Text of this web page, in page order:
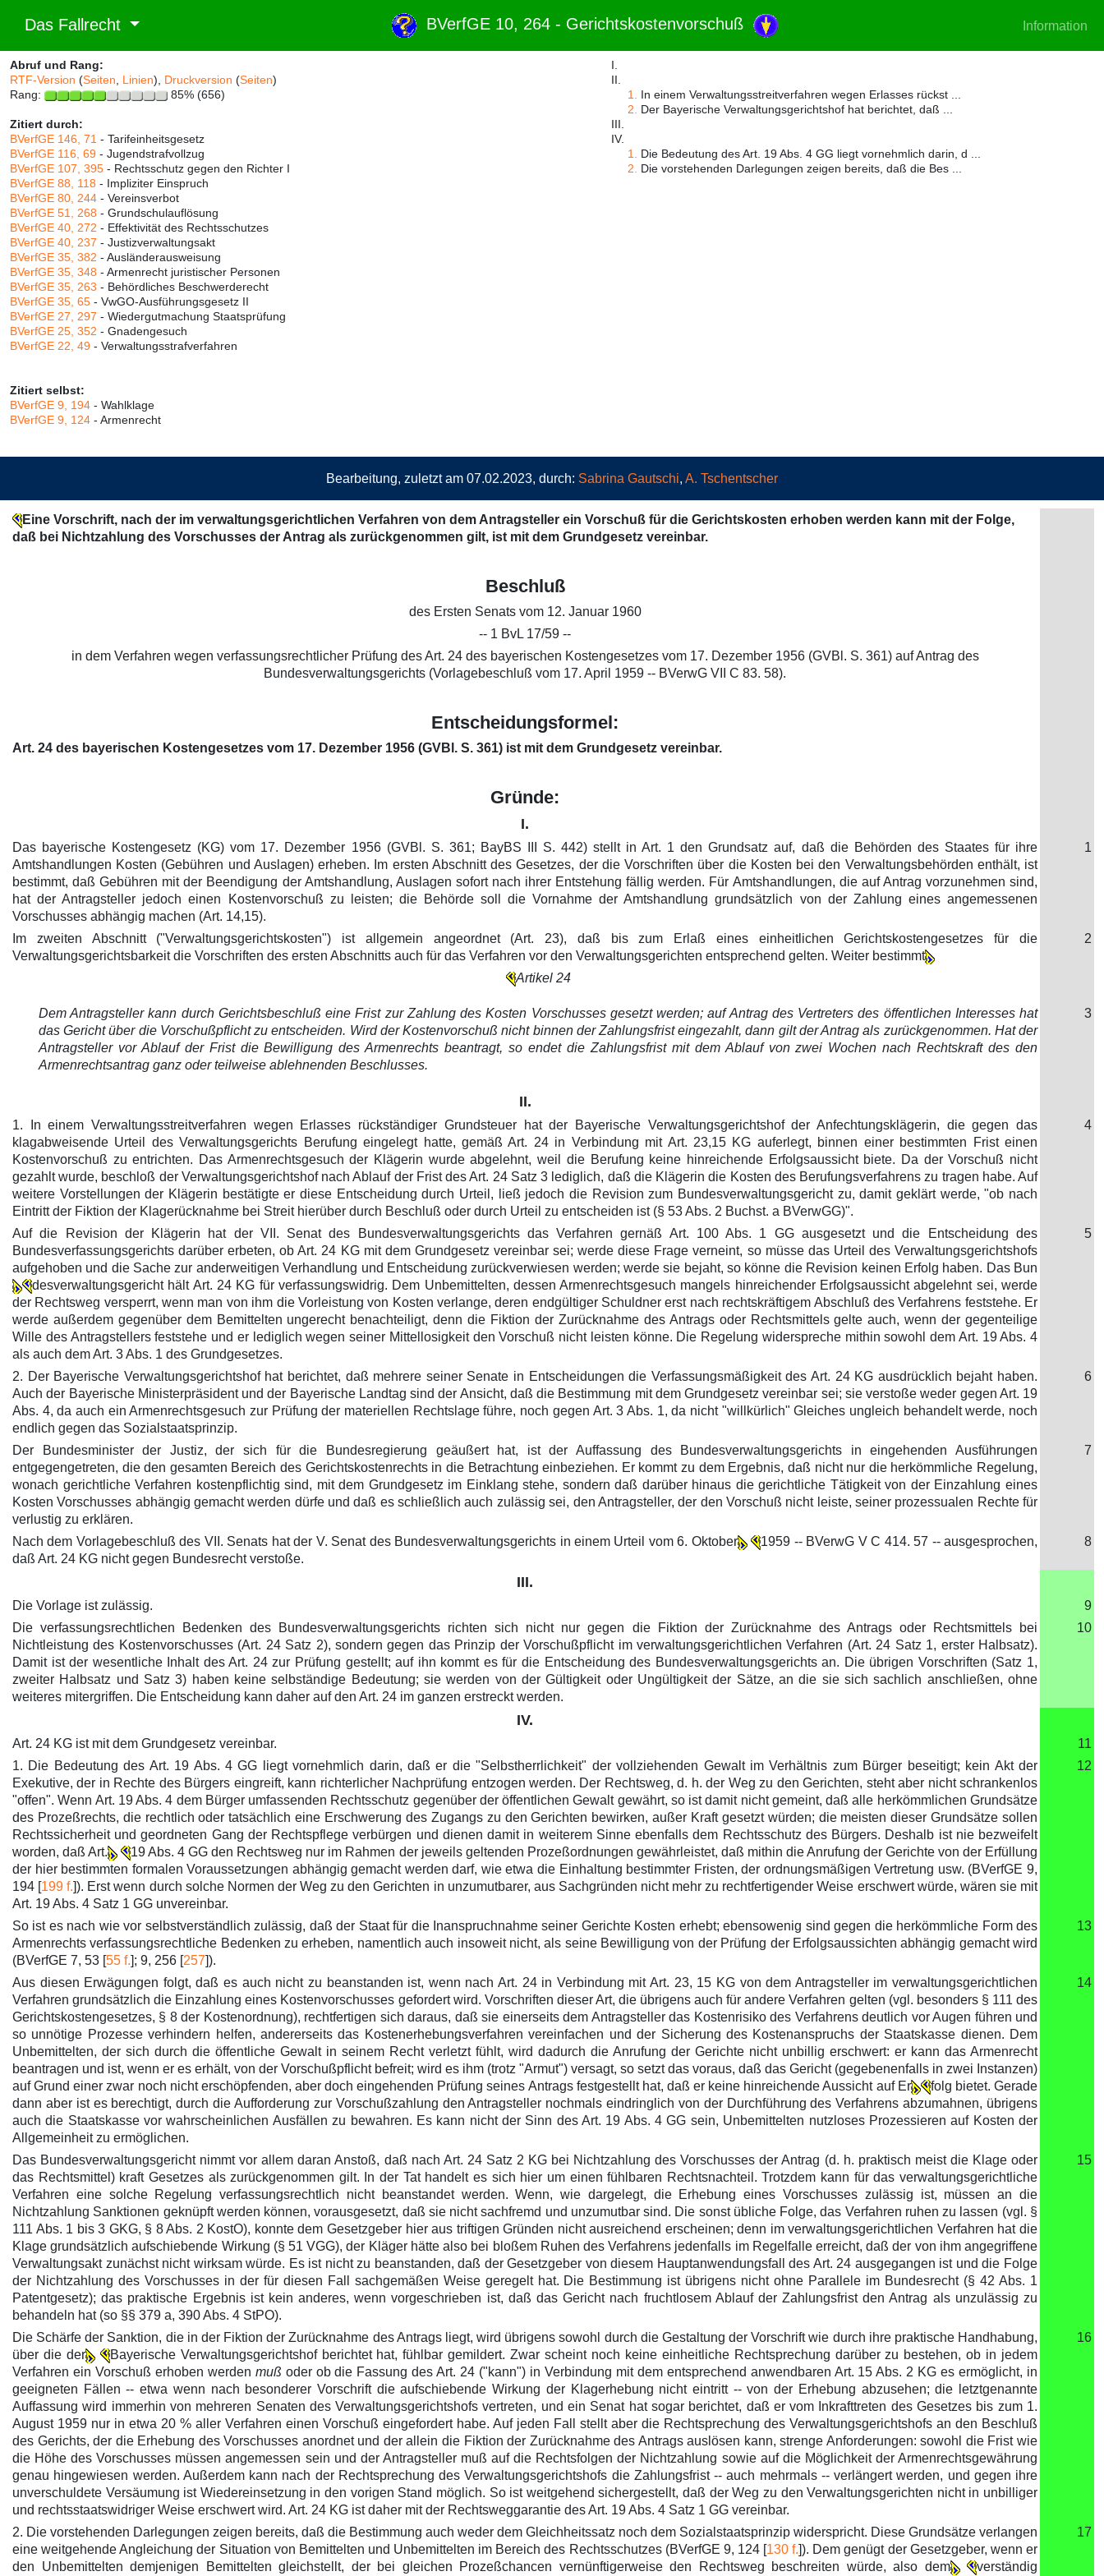
Das Fallrecht BVerfGE 10, 264 - Gerichtskostenvorschuß Information
Abruf und Rang:
RTF-Version (Seiten Linien), Druckversion (Seiten)
Rang:
85% (656)
Zitiert durch:
BVerfGE 146, 71 - Tarifeinheitsgesetz
BVerfGE 116, 69 - Jugendstrafvollzug
BVerfGE 107, 395 - Rechtsschutz gegen den Richter I
BVerfGE 88, 118 - Impliziter Einspruch
BVerfGE 80, 244 - Vereinsverbot
BVerfGE 51, 268 - Grundschulauflösung
BVerfGE 40, 272 - Effektivität des Rechtsschutzes
BVerfGE 40, 237 - Justizverwaltungsakt
BVerfGE 35, 382 - Ausländerausweisung
BVerfGE 35, 348 - Armenrecht juristischer Personen
BVerfGE 35, 263 - Behördliches Beschwerderecht
BVerfGE 35, 65 - VwGO-Ausführungsgesetz II
BVerfGE 27, 297 - Wiedergutmachung Staatsprüfung
BVerfGE 25, 352 - Gnadengesuch
BVerfGE 22, 49 - Verwaltungsstrafverfahren
Zitiert selbst:
BVerfGE 9, 194 - Wahlklage
BVerfGE 9, 124 - Armenrecht
I.
II.
1.
In einem Verwaltungsstreitverfahren wegen Erlasses rückst ...
2.
Der Bayerische Verwaltungsgerichtshof hat berichtet, daß ...
III.
IV.
1.
Die Bedeutung des Art. 19 Abs. 4 GG liegt vornehmlich darin, d ...
2.
Die vorstehenden Darlegungen zeigen bereits, daß die Bes ...
Bearbeitung, zuletzt am 07.02.2023, durch: Sabrina Gautschi, A. Tschentscher
Eine Vorschrift, nach der im verwaltungsgerichtlichen Verfahren von dem Antragsteller ein Vorschuß für die Gerichtskosten erhoben werden kann mit der Folge,
daß bei Nichtzahlung des Vorschusses der Antrag als zurückgenommen gilt, ist mit dem Grundgesetz vereinbar.
Beschluß
des Ersten Senats vom 12. Januar 1960
-- 1 BvL 17/59 --
in dem Verfahren wegen verfassungsrechtlicher Prüfung des Art. 24 des bayerischen Kostengesetzes vom 17. Dezember 1956 (GVBl. S. 361) auf Antrag des
Bundesverwaltungsgerichts (Vorlagebeschluß vom 17. April 1959 -- BVerwG VII C 83. 58).
Entscheidungsformel:
Art. 24 des bayerischen Kostengesetzes vom 17. Dezember 1956 (GVBl. S. 361) ist mit dem Grundgesetz vereinbar.
Gründe:
I.
Das bayerische Kostengesetz (KG) vom 17. Dezember 1956 (GVBl. S. 361; BayBS III S. 442) stellt in Art. 1 den Grundsatz auf, daß die Behörden des Staates für ihre
Amtshandlungen Kosten (Gebühren und Auslagen) erheben. Im ersten Abschnitt des Gesetzes, der die Vorschriften über die Kosten bei den Verwaltungsbehörden enthält, ist
bestimmt, daß Gebühren mit der Beendigung der Amtshandlung, Auslagen sofort nach ihrer Entstehung fällig werden. Für Amtshandlungen, die auf Antrag vorzunehmen sind,
hat der Antragsteller jedoch einen Kostenvorschuß zu leisten; die Behörde soll die Vornahme der Amtshandlung grundsätzlich von der Zahlung eines angemessenen
Vorschusses abhängig machen (Art. 14,15).
1
Im zweiten Abschnitt ("Verwaltungsgerichtskosten") ist allgemein angeordnet (Art. 23), daß bis zum Erlaß eines einheitlichen Gerichtskostengesetzes für die
Verwaltungsgerichtsbarkeit die Vorschriften des ersten Abschnitts auch für das Verfahren vor den Verwaltungsgerichten entsprechend gelten. Weiter bestimmt
2
Artikel 24
Dem Antragsteller kann durch Gerichtsbeschluß eine Frist zur Zahlung des Kosten Vorschusses gesetzt werden; auf Antrag des Vertreters des öffentlichen Interesses hat
das Gericht über die Vorschußpflicht zu entscheiden. Wird der Kostenvorschuß nicht binnen der Zahlungsfrist eingezahlt, dann gilt der Antrag als zurückgenommen. Hat der
Antragsteller vor Ablauf der Frist die Bewilligung des Armenrechts beantragt, so endet die Zahlungsfrist mit dem Ablauf von zwei Wochen nach Rechtskraft des den
Armenrechtsantrag ganz oder teilweise ablehnenden Beschlusses.
3
II.
1. In einem Verwaltungsstreitverfahren wegen Erlasses rückständiger Grundsteuer hat der Bayerische Verwaltungsgerichtshof der Anfechtungsklägerin, die gegen das
klagabweisende Urteil des Verwaltungsgerichts Berufung eingelegt hatte, gemäß Art. 24 in Verbindung mit Art. 23,15 KG auferlegt, binnen einer bestimmten Frist einen
Kostenvorschuß zu entrichten. Das Armenrechtsgesuch der Klägerin wurde abgelehnt, weil die Berufung keine hinreichende Erfolgsaussicht biete. Da der Vorschuß nicht
gezahlt wurde, beschloß der Verwaltungsgerichtshof nach Ablauf der Frist des Art. 24 Satz 3 lediglich, daß die Klägerin die Kosten des Berufungsverfahrens zu tragen habe. Auf
weitere Vorstellungen der Klägerin bestätigte er diese Entscheidung durch Urteil, ließ jedoch die Revision zum Bundesverwaltungsgericht zu, damit geklärt werde, "ob nach
Eintritt der Fiktion der Klagerücknahme bei Streit hierüber durch Beschluß oder durch Urteil zu entscheiden ist (§ 53 Abs. 2 Buchst. a BVerwGG)".
4
Auf die Revision der Klägerin hat der VII. Senat des Bundesverwaltungsgerichts das Verfahren gernäß Art. 100 Abs. 1 GG ausgesetzt und die Entscheidung des
Bundesverfassungsgerichts darüber erbeten, ob Art. 24 KG mit dem Grundgesetz vereinbar sei; werde diese Frage verneint, so müsse das Urteil des Verwaltungsgerichtshofs
aufgehoben und die Sache zur anderweitigen Verhandlung und Entscheidung zurückverwiesen werden; werde sie bejaht, so könne die Revision keinen Erfolg haben. Das Bun
desverwaltungsgericht hält Art. 24 KG für verfassungswidrig. Dem Unbemittelten, dessen Armenrechtsgesuch mangels hinreichender Erfolgsaussicht abgelehnt sei, werde
der Rechtsweg versperrt, wenn man von ihm die Vorleistung von Kosten verlange, deren endgültiger Schuldner erst nach rechtskräftigem Abschluß des Verfahrens feststehe. Er
werde außerdem gegenüber dem Bemittelten ungerecht benachteiligt, denn die Fiktion der Zurücknahme des Antrags oder Rechtsmittels gelte auch, wenn der gegenteilige
Wille des Antragstellers feststehe und er lediglich wegen seiner Mittellosigkeit den Vorschuß nicht leisten könne. Die Regelung widerspreche mithin sowohl dem Art. 19 Abs. 4
als auch dem Art. 3 Abs. 1 des Grundgesetzes.
5
2. Der Bayerische Verwaltungsgerichtshof hat berichtet, daß mehrere seiner Senate in Entscheidungen die Verfassungsmäßigkeit des Art. 24 KG ausdrücklich bejaht haben.
Auch der Bayerische Ministerpräsident und der Bayerische Landtag sind der Ansicht, daß die Bestimmung mit dem Grundgesetz vereinbar sei; sie verstoße weder gegen Art. 19
Abs. 4, da auch ein Armenrechtsgesuch zur Prüfung der materiellen Rechtslage führe, noch gegen Art. 3 Abs. 1, da nicht "willkürlich" Gleiches ungleich behandelt werde, noch
endlich gegen das Sozialstaatsprinzip.
6
Der Bundesminister der Justiz, der sich für die Bundesregierung geäußert hat, ist der Auffassung des Bundesverwaltungsgerichts in eingehenden Ausführungen
entgegengetreten, die den gesamten Bereich des Gerichtskostenrechts in die Betrachtung einbeziehen. Er kommt zu dem Ergebnis, daß nicht nur die herkömmliche Regelung,
wonach gerichtliche Verfahren kostenpflichtig sind, mit dem Grundgesetz im Einklang stehe, sondern daß darüber hinaus die gerichtliche Tätigkeit von der Einzahlung eines
Kosten Vorschusses abhängig gemacht werden dürfe und daß es schließlich auch zulässig sei, den Antragsteller, der den Vorschuß nicht leiste, seiner prozessualen Rechte für
verlustig zu erklären.
7
Nach dem Vorlagebeschluß des VII. Senats hat der V. Senat des Bundesverwaltungsgerichts in einem Urteil vom 6. Oktober
1959 -- BVerwG V C 414. 57 -- ausgesprochen,
daß Art. 24 KG nicht gegen Bundesrecht verstoße.
8
III.
Die Vorlage ist zulässig.
9
Die verfassungsrechtlichen Bedenken des Bundesverwaltungsgerichts richten sich nicht nur gegen die Fiktion der Zurücknahme des Antrags oder Rechtsmittels bei
Nichtleistung des Kostenvorschusses (Art. 24 Satz 2), sondern gegen das Prinzip der Vorschußpflicht im verwaltungsgerichtlichen Verfahren (Art. 24 Satz 1, erster Halbsatz).
Damit ist der wesentliche Inhalt des Art. 24 zur Prüfung gestellt; auf ihn kommt es für die Entscheidung des Bundesverwaltungsgerichts an. Die übrigen Vorschriften (Satz 1,
zweiter Halbsatz und Satz 3) haben keine selbständige Bedeutung; sie werden von der Gültigkeit oder Ungültigkeit der Sätze, an die sie sich sachlich anschließen, ohne
weiteres mitergriffen. Die Entscheidung kann daher auf den Art. 24 im ganzen erstreckt werden.
10
IV.
Art. 24 KG ist mit dem Grundgesetz vereinbar.
11
1. Die Bedeutung des Art. 19 Abs. 4 GG liegt vornehmlich darin, daß er die "Selbstherrlichkeit" der vollziehenden Gewalt im Verhältnis zum Bürger beseitigt; kein Akt der
Exekutive, der in Rechte des Bürgers eingreift, kann richterlicher Nachprüfung entzogen werden. Der Rechtsweg, d. h. der Weg zu den Gerichten, steht aber nicht schrankenlos
"offen". Wenn Art. 19 Abs. 4 dem Bürger umfassenden Rechtsschutz gegenüber der öffentlichen Gewalt gewährt, so ist damit nicht gemeint, daß alle herkömmlichen Grundsätze
des Prozeßrechts, die rechtlich oder tatsächlich eine Erschwerung des Zugangs zu den Gerichten bewirken, außer Kraft gesetzt würden; die meisten dieser Grundsätze sollen
Rechtssicherheit und geordneten Gang der Rechtspflege verbürgen und dienen damit in weiterem Sinne ebenfalls dem Rechtsschutz des Bürgers. Deshalb ist nie bezweifelt
worden, daß Art.
19 Abs. 4 GG den Rechtsweg nur im Rahmen der jeweils geltenden Prozeßordnungen gewährleistet, daß mithin die Anrufung der Gerichte von der Erfüllung
der hier bestimmten formalen Voraussetzungen abhängig gemacht werden darf, wie etwa die Einhaltung bestimmter Fristen, der ordnungsmäßigen Vertretung usw. (BVerfGE 9,
194 [199 f.]). Erst wenn durch solche Normen der Weg zu den Gerichten in unzumutbarer, aus Sachgründen nicht mehr zu rechtfertigender Weise erschwert würde, wären sie mit
Art. 19 Abs. 4 Satz 1 GG unvereinbar.
12
So ist es nach wie vor selbstverständlich zulässig, daß der Staat für die Inanspruchnahme seiner Gerichte Kosten erhebt; ebensowenig sind gegen die herkömmliche Form des
Armenrechts verfassungsrechtliche Bedenken zu erheben, namentlich auch insoweit nicht, als seine Bewilligung von der Prüfung der Erfolgsaussichten abhängig gemacht wird
(BVerfGE 7, 53 [55 f.]; 9, 256 [257]).
13
Aus diesen Erwägungen folgt, daß es auch nicht zu beanstanden ist, wenn nach Art. 24 in Verbindung mit Art. 23, 15 KG von dem Antragsteller im verwaltungsgerichtlichen
Verfahren grundsätzlich die Einzahlung eines Kostenvorschusses gefordert wird. Vorschriften dieser Art, die übrigens auch für andere Verfahren gelten (vgl. besonders § 111 des
Gerichtskostengesetzes, § 8 der Kostenordnung), rechtfertigen sich daraus, daß sie einerseits dem Antragsteller das Kostenrisiko des Verfahrens deutlich vor Augen führen und
so unnötige Prozesse verhindern helfen, andererseits das Kostenerhebungsverfahren vereinfachen und der Sicherung des Kostenanspruchs der Staatskasse dienen. Dem
Unbemittelten, der sich durch die öffentliche Gewalt in seinem Recht verletzt fühlt, wird dadurch die Anrufung der Gerichte nicht unbillig erschwert: er kann das Armenrecht
beantragen und ist, wenn er es erhält, von der Vorschußpflicht befreit; wird es ihm (trotz "Armut") versagt, so setzt das voraus, daß das Gericht (gegebenenfalls in zwei Instanzen)
auf Grund einer zwar noch nicht erschöpfenden, aber doch eingehenden Prüfung seines Antrags festgestellt hat, daß er keine hinreichende Aussicht auf Er
folg bietet. Gerade
dann aber ist es berechtigt, durch die Aufforderung zur Vorschußzahlung den Antragsteller nochmals eindringlich von der Durchführung des Verfahrens abzumahnen, übrigens
auch die Staatskasse vor wahrscheinlichen Ausfällen zu bewahren. Es kann nicht der Sinn des Art. 19 Abs. 4 GG sein, Unbemittelten nutzloses Prozessieren auf Kosten der
Allgemeinheit zu ermöglichen.
14
Das Bundesverwaltungsgericht nimmt vor allem daran Anstoß, daß nach Art. 24 Satz 2 KG bei Nichtzahlung des Vorschusses der Antrag (d. h. praktisch meist die Klage oder
das Rechtsmittel) kraft Gesetzes als zurückgenommen gilt. In der Tat handelt es sich hier um einen fühlbaren Rechtsnachteil. Trotzdem kann für das verwaltungsgerichtliche
Verfahren eine solche Regelung verfassungsrechtlich nicht beanstandet werden. Wenn, wie dargelegt, die Erhebung eines Vorschusses zulässig ist, müssen an die
Nichtzahlung Sanktionen geknüpft werden können, vorausgesetzt, daß sie nicht sachfremd und unzumutbar sind. Die sonst übliche Folge, das Verfahren ruhen zu lassen (vgl. §
111 Abs. 1 bis 3 GKG, § 8 Abs. 2 KostO), konnte dem Gesetzgeber hier aus triftigen Gründen nicht ausreichend erscheinen; denn im verwaltungsgerichtlichen Verfahren hat die
Klage grundsätzlich aufschiebende Wirkung (§ 51 VGG), der Kläger hätte also bei bloßem Ruhen des Verfahrens jedenfalls im Regelfalle erreicht, daß der von ihm angegriffene
Verwaltungsakt zunächst nicht wirksam würde. Es ist nicht zu beanstanden, daß der Gesetzgeber von diesem Hauptanwendungsfall des Art. 24 ausgegangen ist und die Folge
der Nichtzahlung des Vorschusses in der für diesen Fall sachgemäßen Weise geregelt hat. Die Bestimmung ist übrigens nicht ohne Parallele im Bundesrecht (§ 42 Abs. 1
Patentgesetz); das praktische Ergebnis ist kein anderes, wenn vorgeschrieben ist, daß das Gericht nach fruchtlosem Ablauf der Zahlungsfrist den Antrag als unzulässig zu
behandeln hat (so §§ 379 a, 390 Abs. 4 StPO).
15
Die Schärfe der Sanktion, die in der Fiktion der Zurücknahme des Antrags liegt, wird übrigens sowohl durch die Gestaltung der Vorschrift wie durch ihre praktische Handhabung,
über die der
Bayerische Verwaltungsgerichtshof berichtet hat, fühlbar gemildert. Zwar scheint noch keine einheitliche Rechtsprechung darüber zu bestehen, ob in jedem
Verfahren ein Vorschuß erhoben werden muß oder ob die Fassung des Art. 24 ("kann") in Verbindung mit dem entsprechend anwendbaren Art. 15 Abs. 2 KG es ermöglicht, in
geeigneten Fällen -- etwa wenn nach besonderer Vorschrift die aufschiebende Wirkung der Klagerhebung nicht eintritt -- von der Erhebung abzusehen; die letztgenannte
Auffassung wird immerhin von mehreren Senaten des Verwaltungsgerichtshofs vertreten, und ein Senat hat sogar berichtet, daß er vom Inkrafttreten des Gesetzes bis zum 1.
August 1959 nur in etwa 20 % aller Verfahren einen Vorschuß eingefordert habe. Auf jeden Fall stellt aber die Rechtsprechung des Verwaltungsgerichtshofs an den Beschluß
des Gerichts, der die Erhebung des Vorschusses anordnet und der allein die Fiktion der Zurücknahme des Antrags auslösen kann, strenge Anforderungen: sowohl die Frist wie
die Höhe des Vorschusses müssen angemessen sein und der Antragsteller muß auf die Rechtsfolgen der Nichtzahlung sowie auf die Möglichkeit der Armenrechtsgewährung
genau hingewiesen werden. Außerdem kann nach der Rechtsprechung des Verwaltungsgerichtshofs die Zahlungsfrist -- auch mehrmals -- verlängert werden, und gegen ihre
unverschuldete Versäumung ist Wiedereinsetzung in den vorigen Stand möglich. So ist weitgehend sichergestellt, daß der Weg zu den Verwaltungsgerichten nicht in unbilliger
und rechtsstaatswidriger Weise erschwert wird. Art. 24 KG ist daher mit der Rechtsweggarantie des Art. 19 Abs. 4 Satz 1 GG vereinbar.
16
2. Die vorstehenden Darlegungen zeigen bereits, daß die Bestimmung auch weder dem Gleichheitssatz noch dem Sozialstaatsprinzip widerspricht. Diese Grundsätze verlangen
eine weitgehende Angleichung der Situation von Bemittelten und Unbemittelten im Bereich des Rechtsschutzes (BVerfGE 9, 124 [130 f.]). Dem genügt der Gesetzgeber, wenn er
den Unbemittelten demjenigen Bemittelten gleichstellt, der bei gleichen Prozeßchancen vernünftigerweise den Rechtsweg beschreiten würde, also dem
verständig
17